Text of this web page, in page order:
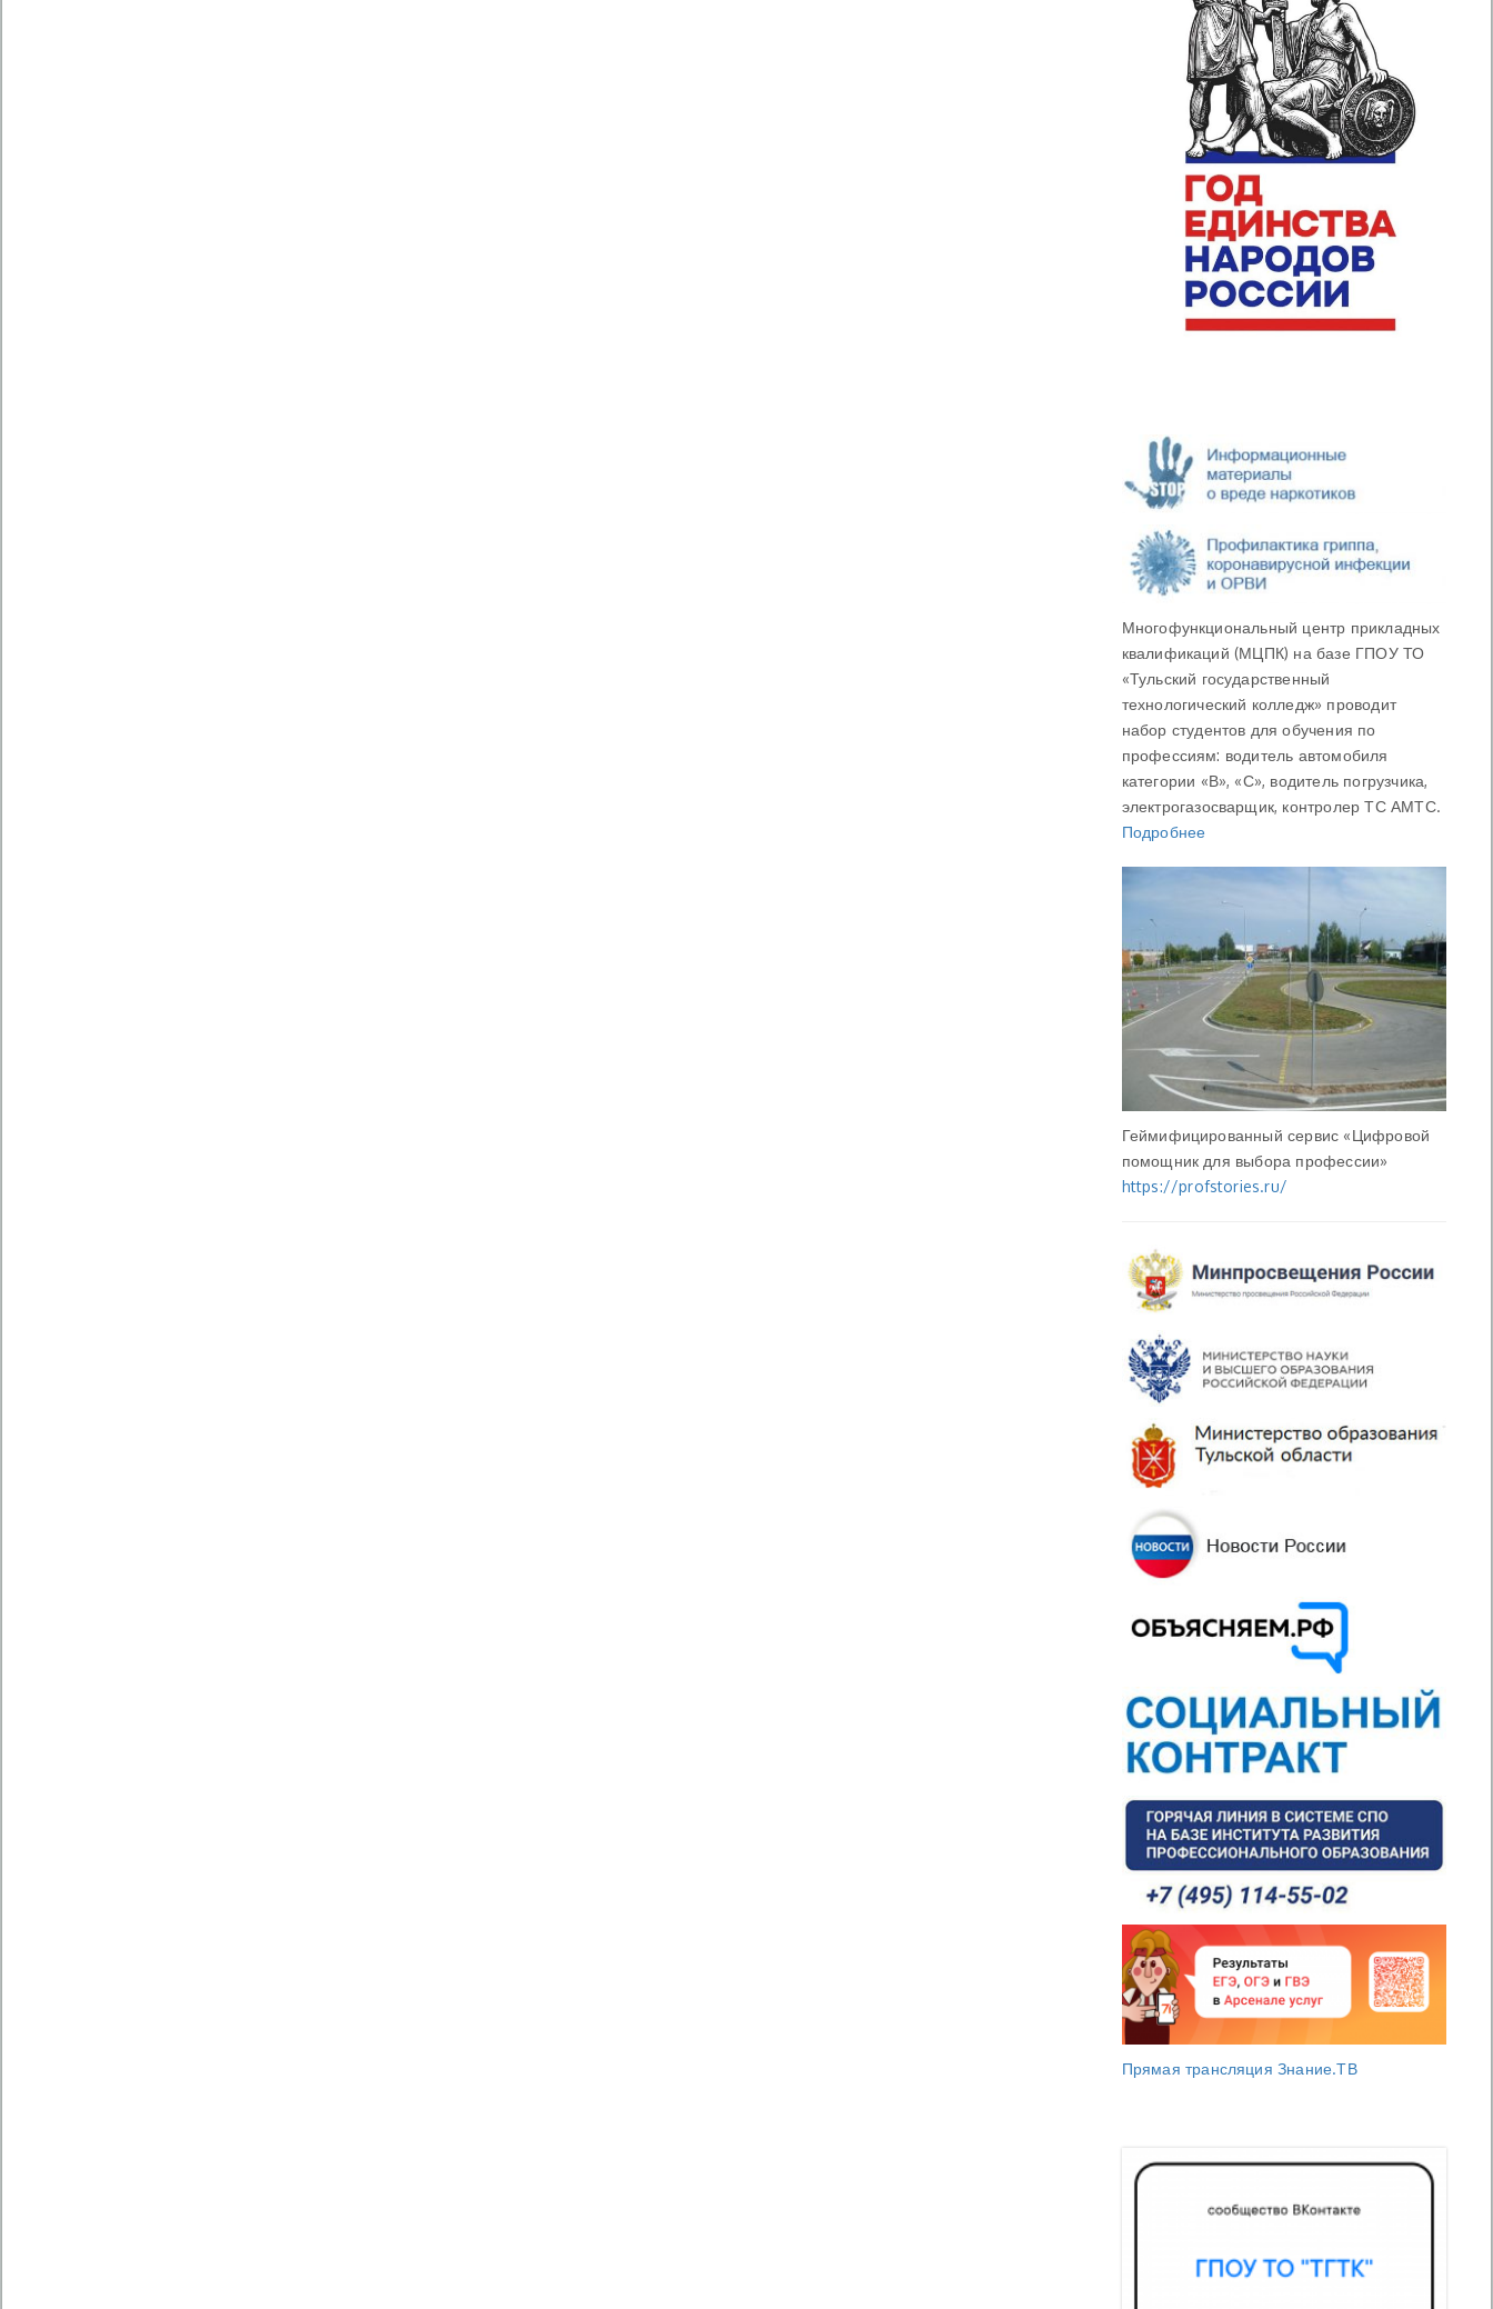
Многофункциональный центр прикладных
квалификаций (МЦПК) на базе ГПОУ ТО
«Тульский государственный
технологический колледж» проводит
набор студентов для обучения по
профессиям: водитель автомобиля
категории «В», «С», водитель погрузчика,
электрогазосварщик, контролер ТС АМТС.
Подробнее
Геймифицированный сервис «Цифровой
помощник для выбора профессии»
https://profstories.ru/
Прямая трансляция Знание.ТВ